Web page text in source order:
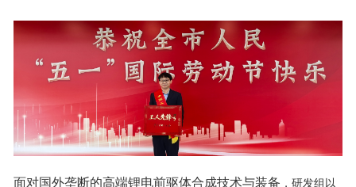
面对国外垄断的高端锂电前驱体合成技术与装备 ，研发组以